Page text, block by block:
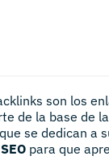
son los
de la base de
se dedican a
para que